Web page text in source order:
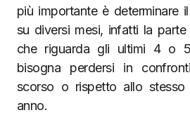
più importante è determinare
su diversi mesi, infatti la
che riguarda gli ultimi 4 o
bisogna perdersi in
scorso o rispetto allo stesso
anno.